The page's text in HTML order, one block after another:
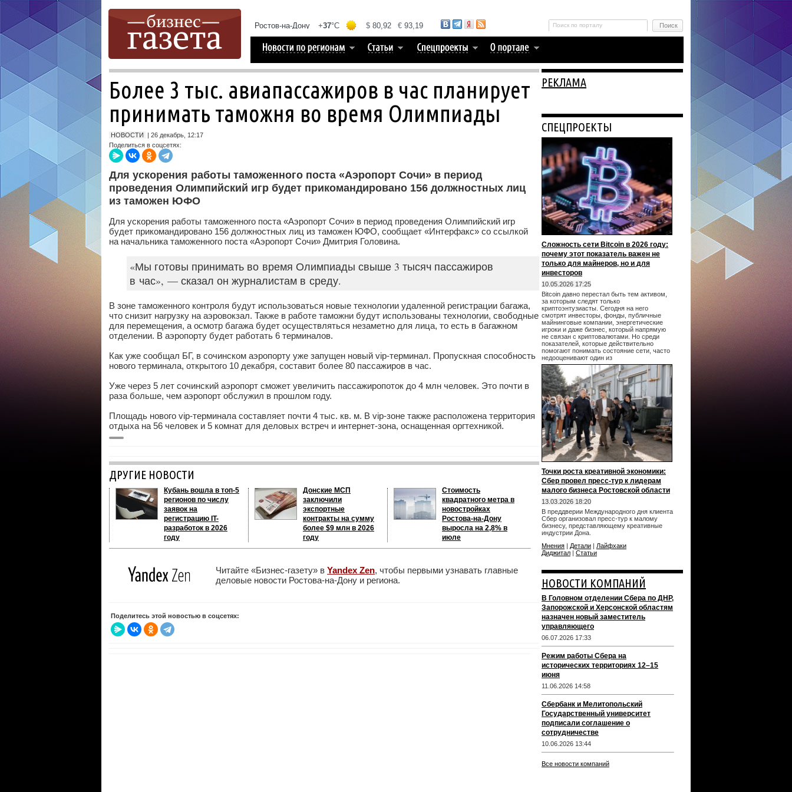
Более 3 тыс. авиапассажиров в час планирует
принимать таможня во время Олимпиады
НОВОСТИ
| 26 декабрь, 12:17
Поделиться в соцсетях:
Для ускорения работы таможенного поста «Аэропорт Сочи» в период
проведения Олимпийский игр будет прикомандировано 156 должностных лиц
из таможен ЮФО
Для ускорения работы таможенного поста «Аэропорт Сочи» в период проведения Олимпийский игр
будет прикомандировано 156 должностных лиц из таможен ЮФО, сообщает «Интерфакс» со ссылкой
на начальника таможенного поста «Аэропорт Сочи» Дмитрия Головина.
«Мы готовы принимать во время Олимпиады свыше 3 тысяч пассажиров
в час», — сказал он журналистам в среду.
В зоне таможенного контроля будут использоваться новые технологии удаленной регистрации багажа,
что снизит нагрузку на аэровокзал. Также в работе таможни будут использованы технологии, свободные
для перемещения, а осмотр багажа будет осуществляться незаметно для лица, то есть в багажном
отделении. В аэропорту будет работать 6 терминалов.
Как уже сообщал БГ, в сочинском аэропорту уже запущен новый vip-терминал. Пропускная способность
нового терминала, открытого 10 декабря, составит более 80 пассажиров в час.
Уже через 5 лет сочинский аэропорт сможет увеличить пассажиропоток до 4 млн человек. Это почти в
раза больше, чем аэропорт обслужил в прошлом году.
Площадь нового vip-терминала составляет почти 4 тыс. кв. м. В vip-зоне также расположена территория
отдыха на 56 человек и 5 комнат для деловых встреч и интернет-зона, оснащенная оргтехникой.
ДРУГИЕ НОВОСТИ
Кубань вошла в топ-5
регионов по числу
заявок на
регистрацию IT-
разработок в 2026
году
Донские МСП
заключили
экспортные
контракты на сумму
более $9 млн в 2026
году
Стоимость
квадратного метра в
новостройках
Ростова-на-Дону
выросла на 2,8% в
июле
Читайте «Бизнес-газету» в Yandex Zen, чтобы первыми узнавать главные
деловые новости Ростова-на-Дону и региона.
Поделитесь этой новостью в соцсетях:
РЕКЛАМА
СПЕЦПРОЕКТЫ
Сложность сети Bitcoin в 2026 году:
почему этот показатель важен не
только для майнеров, но и для
инвесторов
10.05.2026 17:25
Bitcoin давно перестал быть тем активом,
за которым следят только
криптоэнтузиасты. Сегодня на него
смотрят инвесторы, фонды, публичные
майнинговые компании, энергетические
игроки и даже бизнес, который напрямую
не связан с криптовалютами. Но среди
показателей, которые действительно
помогают понимать состояние сети, часто
недооценивают один из
Точки роста креативной экономики:
Сбер провел пресс-тур к лидерам
малого бизнеса Ростовской области
13.03.2026 18:20
В преддверии Международного дня клиента
Сбер организовал пресс-тур к малому
бизнесу, представляющему креативные
индустрии Дона.
Мнения | Детали | Лайфхаки
Диджитал | Статьи
НОВОСТИ КОМПАНИЙ
В Головном отделении Сбера по ДНР,
Запорожской и Херсонской областям
назначен новый заместитель
управляющего
06.07.2026 17:33
Режим работы Сбера на
исторических территориях 12–15
июня
11.06.2026 14:58
Сбербанк и Мелитопольский
Государственный университет
подписали соглашение о
сотрудничестве
10.06.2026 13:44
Все новости компаний